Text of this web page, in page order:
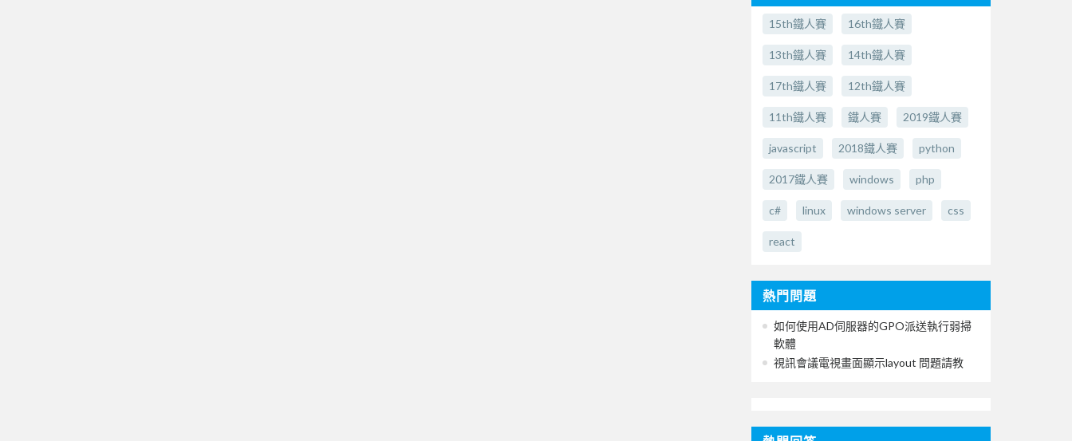
15th鐵人賽 16th鐵人賽
13th鐵人賽 14th鐵人賽
17th鐵人賽 12th鐵人賽
11th鐵人賽 鐵人賽 2019鐵人賽
javascript 2018鐵人賽 python
2017鐵人賽 windows php
c# linux windows server css
react
熱門問題
如何使用AD伺服器的GPO派送執行弱掃
軟體
視訊會議電視畫面顯示layout 問題請教